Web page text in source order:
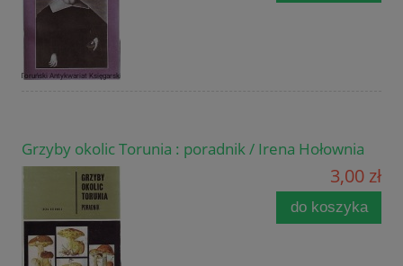
Grzyby okolic Torunia : poradnik / Irena Hołownia
3,00 zł
do koszyka